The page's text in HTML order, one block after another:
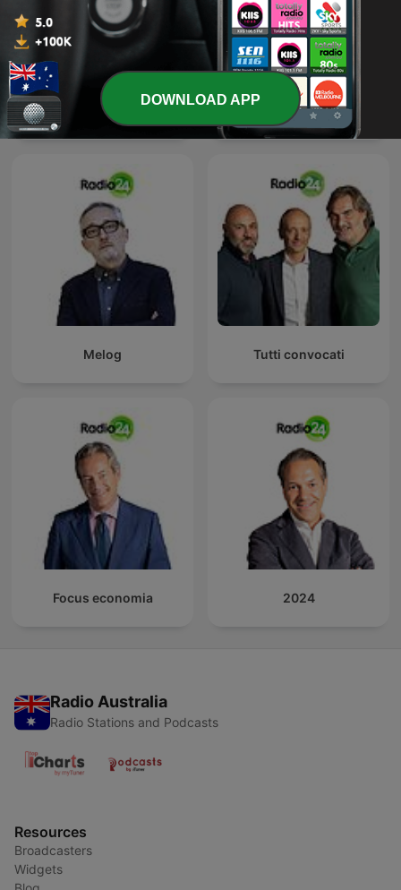
La Zanzara Uno, nessuno, 100Milan
Melog Tutti convocati
Focus economia 2024
Radio Australia
Radio Stations and Podcasts
Resources
Broadcasters
Widgets
DOWNLOAD APP